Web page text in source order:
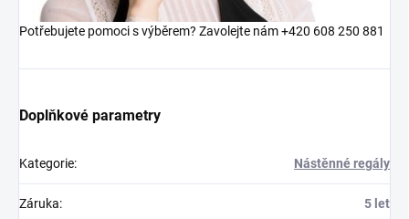
Potřebujete pomoci s výběrem? Zavolejte nám +420 608 250 881
Doplňkové parametry
Kategorie: Nástěnné regály
Záruka: 5 let